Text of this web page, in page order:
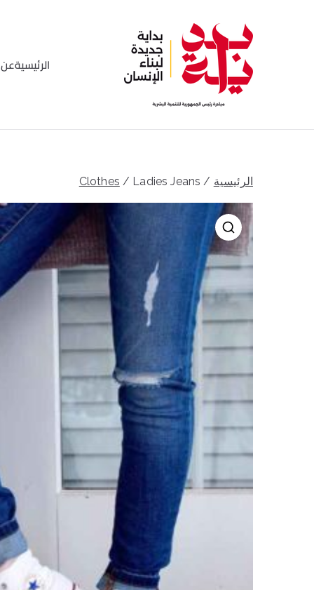
مبادره رئيس الجمهورية
الرئيسيةعن
الرئيسية /
Clothes / Ladies Jeans